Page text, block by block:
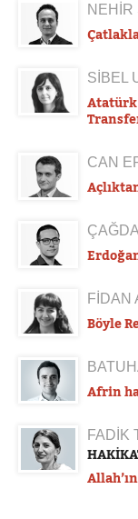
NEHİR
SİBEL
Atatürk
CAN
FİDAN
Böyle
Afrin
FADİK